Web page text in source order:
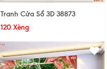
Tranh Cửa Sổ 3D 38873
120 Xèng